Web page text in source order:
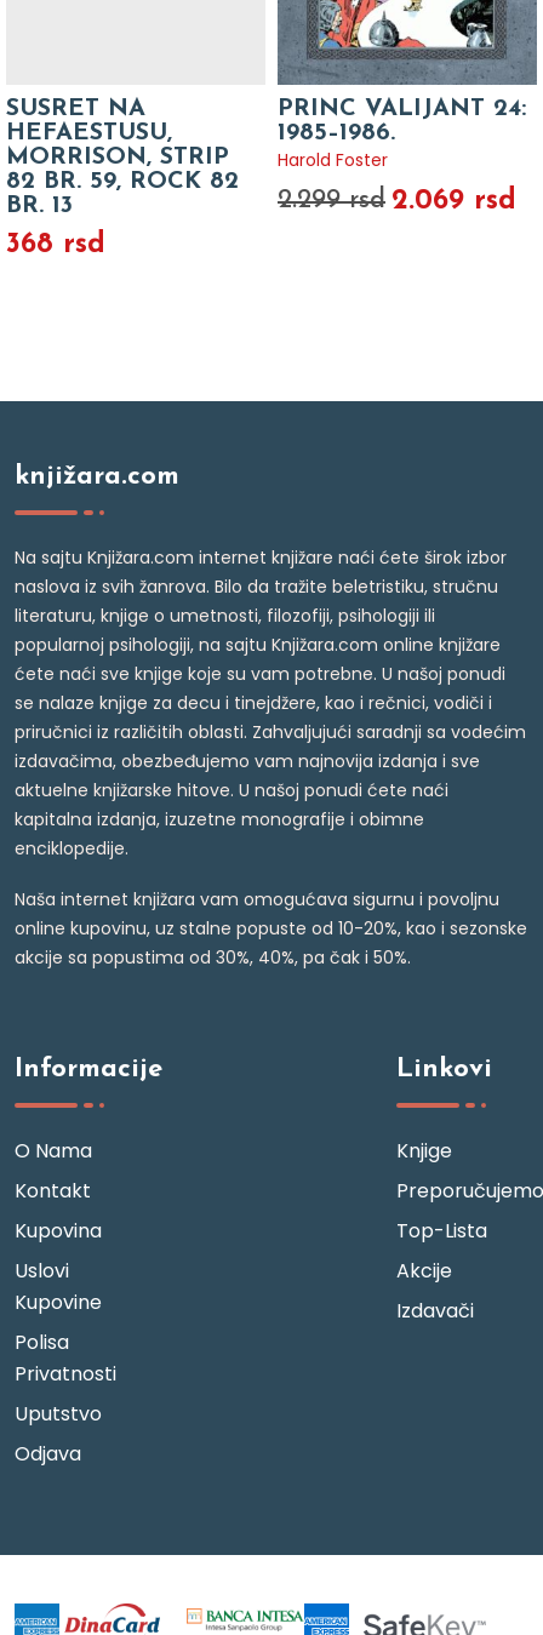
SUSRET NA
HEFAESTUSU,
MORRISON, STRIP
82 BR. 59, ROCK 82
BR. 13
368 rsd
PRINC VALIJANT 24:
1985–1986.
Harold Foster
2.299 rsd 2.069 rsd
knjižara.com
Na sajtu Knjižara.com internet knjižare naći ćete širok izbor
naslova iz svih žanrova. Bilo da tražite beletristiku, stručnu
literaturu, knjige o umetnosti, filozofiji, psihologiji ili
popularnoj psihologiji, na sajtu Knjižara.com online knjižare
ćete naći sve knjige koje su vam potrebne. U našoj ponudi
se nalaze knjige za decu i tinejdžere, kao i rečnici, vodiči i
priručnici iz različitih oblasti. Zahvaljujući saradnji sa vodećim
izdavačima, obezbeđujemo vam najnovija izdanja i sve
aktuelne knjižarske hitove. U našoj ponudi ćete naći
kapitalna izdanja, izuzetne monografije i obimne
enciklopedije.
Naša internet knjižara vam omogućava sigurnu i povoljnu
online kupovinu, uz stalne popuste od 10-20%, kao i sezonske
akcije sa popustima od 30%, 40%, pa čak i 50%.
Informacije
O Nama
Kontakt
Kupovina
Uslovi
Kupovine
Polisa
Privatnosti
Uputstvo
Odjava
Linkovi
Knjige
Preporučujemo
Top-Lista
Akcije
Izdavači